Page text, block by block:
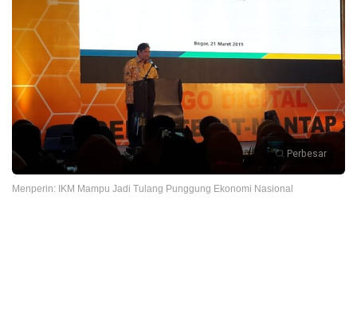
Perbesar
Menperin: IKM Mampu Jadi Tulang Punggung Ekonomi Nasional